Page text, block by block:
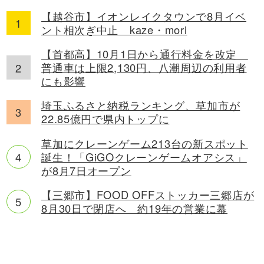
【越谷市】イオンレイクタウンで8月イベ
ント相次ぎ中止 kaze・mori
【首都高】10月1日から通行料金を改定
普通車は上限2,130円、八潮周辺の利用者
にも影響
埼玉ふるさと納税ランキング、草加市が
22.85億円で県内トップに
草加にクレーンゲーム213台の新スポット
誕生！「GiGOクレーンゲームオアシス」
が8月7日オープン
【三郷市】FOOD OFFストッカー三郷店が
8月30日で閉店へ 約19年の営業に幕